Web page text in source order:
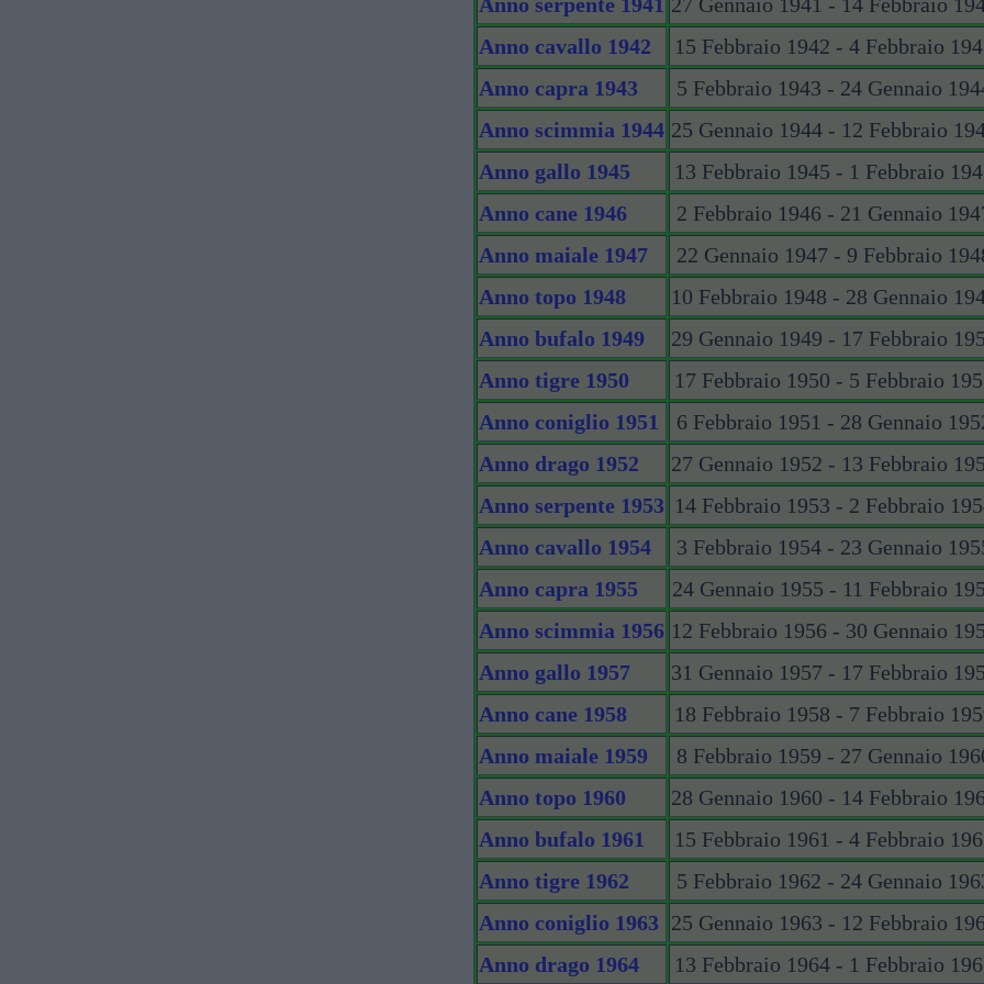
Anno cavallo 1942
15 Febbraio 1942 - 4 Febbraio
Anno capra 1943
5 Febbraio 1943 - 24 Gennaio
Anno scimmia 1944 25 Gennaio 1944 - 12 Febbraio
Anno gallo 1945
13 Febbraio 1945 - 1 Febbraio
Anno cane 1946
2 Febbraio 1946 - 21 Gennaio
Anno maiale 1947
22 Gennaio 1947 - 9 Febbraio
Anno topo 1948
10 Febbraio 1948 - 28 Gennaio
Anno bufalo 1949
29 Gennaio 1949 - 17 Febbraio
Anno tigre 1950
17 Febbraio 1950 - 5 Febbraio
Anno coniglio 1951
6 Febbraio 1951 - 28 Gennaio
Anno drago 1952
27 Gennaio 1952 - 13 Febbraio
Anno serpente 1953 14 Febbraio 1953 - 2 Febbraio
Anno cavallo 1954
3 Febbraio 1954 - 23 Gennaio
Anno capra 1955
24 Gennaio 1955 - 11 Febbraio
Anno scimmia 1956 12 Febbraio 1956 - 30 Gennaio
Anno gallo 1957
31 Gennaio 1957 - 17 Febbraio
Anno cane 1958
18 Febbraio 1958 - 7 Febbraio
Anno maiale 1959
8 Febbraio 1959 - 27 Gennaio
Anno topo 1960
28 Gennaio 1960 - 14 Febbraio
Anno bufalo 1961
15 Febbraio 1961 - 4 Febbraio
Anno tigre 1962
5 Febbraio 1962 - 24 Gennaio
Anno coniglio 1963 25 Gennaio 1963 - 12 Febbraio
Anno drago 1964
13 Febbraio 1964 - 1 Febbraio